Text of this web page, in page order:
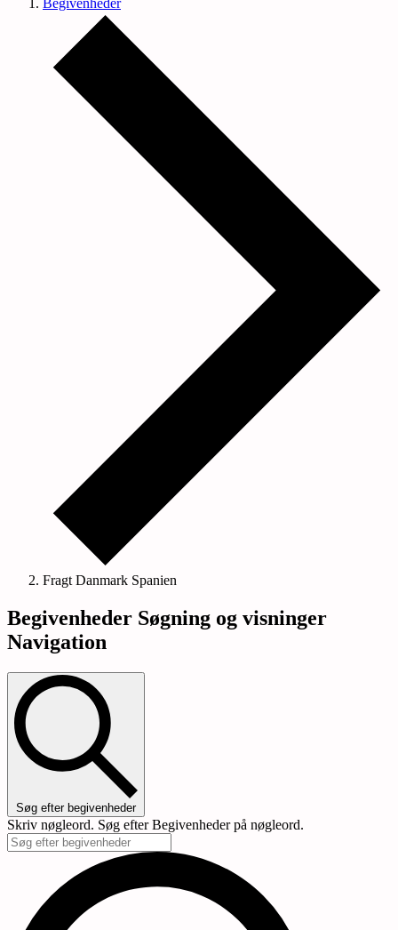
Begivenheder
Fragt Danmark Spanien
Begivenheder
Begivenheder Søgning og visninger
Navigation
Søg efter begivenheder
Skriv nøgleord. Søg efter Begivenheder på nøgleord.